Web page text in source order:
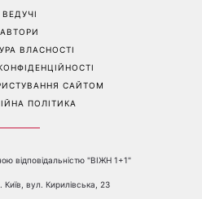
ВЕДУЧІ
АВТОРИ
ВЛАСНОСТІ
САЙТОМ
ПОЛІТИКА
відповідальністю "ВІЖН 1+1"
Київ, вул. Кирилівська, 23